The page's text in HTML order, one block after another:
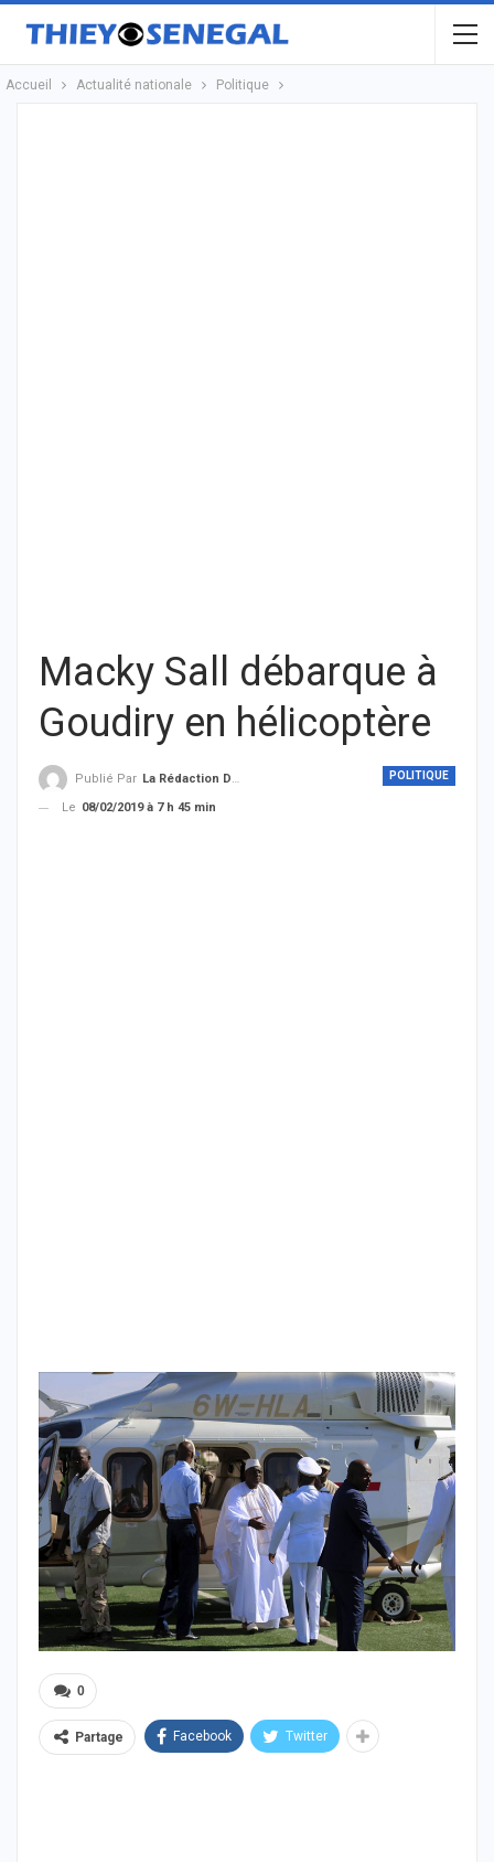
Accueil Actualité nationale Politique
Macky Sall débarque à
Goudiry en hélicoptère
POLITIQUE
Publié Par La Rédaction De THIEYSENEGAL.com
Le 08/02/2019 à 7 h 45 min
0
Partage Facebook Twitter